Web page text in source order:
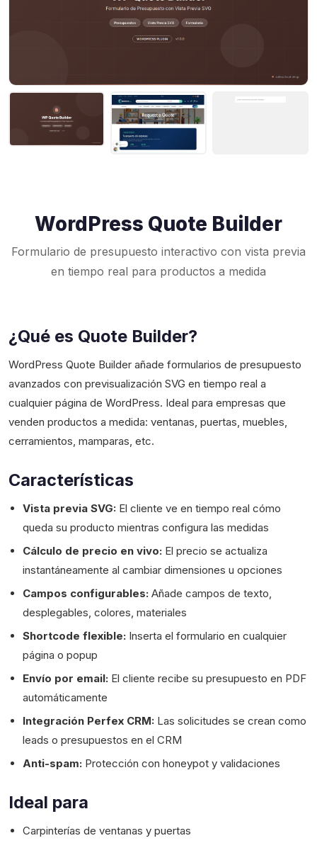
WordPress Quote Builder
Formulario de presupuesto interactivo con vista previa
en tiempo real para productos a medida
¿Qué es Quote Builder?
WordPress Quote Builder añade formularios de presupuesto
avanzados con previsualización SVG en tiempo real a
cualquier página de WordPress. Ideal para empresas que
venden productos a medida: ventanas, puertas, muebles,
cerramientos, mamparas, etc.
Características
Vista previa SVG: El cliente ve en tiempo real cómo
queda su producto mientras configura las medidas
Cálculo de precio en vivo: El precio se actualiza
instantáneamente al cambiar dimensiones u opciones
Campos configurables: Añade campos de texto,
desplegables, colores, materiales
Shortcode flexible: Inserta el formulario en cualquier
página o popup
Envío por email: El cliente recibe su presupuesto en PDF
automáticamente
Integración Perfex CRM: Las solicitudes se crean como
leads o presupuestos en el CRM
Anti-spam: Protección con honeypot y validaciones
Ideal para
Carpinterías de ventanas y puertas